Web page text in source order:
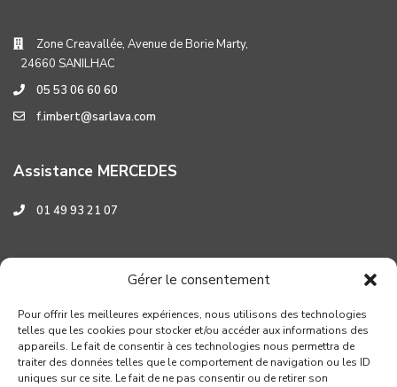
Gérer le consentement
Pour offrir les meilleures expériences, nous utilisons des technologies
telles que les cookies pour stocker et/ou accéder aux informations des
appareils. Le fait de consentir à ces technologies nous permettra de
traiter des données telles que le comportement de navigation ou les ID
uniques sur ce site. Le fait de ne pas consentir ou de retirer son
Zone Creavallée, Avenue de Borie Marty,
24660 SANILHAC
05 53 06 60 60
f.imbert@sarlava.com
Assistance MERCEDES
01 49 93 21 07